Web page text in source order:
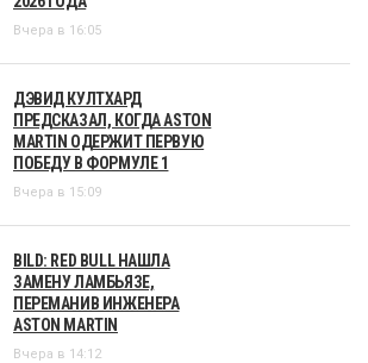
Вчера в 16:05
ДЭВИД КУЛТХАРД
ПРЕДСКАЗАЛ, КОГДА ASTON
MARTIN ОДЕРЖИТ ПЕРВУЮ
ПОБЕДУ В ФОРМУЛЕ 1
Вчера в 15:09
BILD: RED BULL НАШЛА
ЗАМЕНУ ЛАМБЬЯЗЕ,
ПЕРЕМАНИВ ИНЖЕНЕРА
ASTON MARTIN
Вчера в 14:12